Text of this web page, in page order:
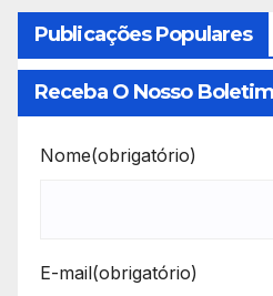
Publicações Populares
Receba O Nosso
Nome(obrigatório)
E-mail(obrigatório)